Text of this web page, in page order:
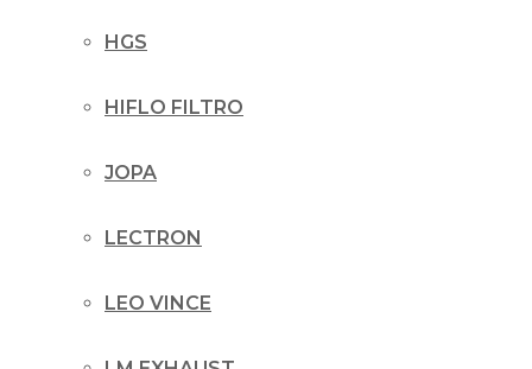
HGS
HIFLO FILTRO
JOPA
LECTRON
LEO VINCE